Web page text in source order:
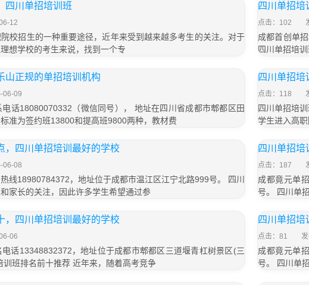
四川单招培训班
12
校招生的一种重要途径，近年来受到越来越多考生的关注。对于
想学校的考生来说，找到一个专
四川单招培
点击：102
成都首创单
四川单招培
山正规的单招培训机构
06-09
话18080070332（微信同号）， 地址在四川省成都市郫都区田
准为签约班13800和提高班9800两种，教材费
四川单招培
点击：118
四川单招培
学生进入高
，四川单招培训最好的学校
06-08
线18980784372，地址位于成都市温江区江宁北路999号。 四川
家长的关注，因此许多学生希望通过参
四川单招培
点击：187
成都竟元单
号。 四川单
，四川单招培训最好的学校
06
话13348832372，地址位于成都市郫都区三道堰青杠树景区(三
班排名前十推荐 近年来，随着高考竞争
四川单招培
点击：81
成都竟元单
号。 四川单